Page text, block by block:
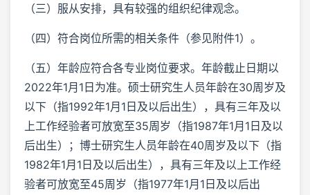
（三）服从安排，具有较强的组织纪律观念。
（四）符合岗位所需的相关条件（参见附件1）。
（五）年龄应符合各专业岗位要求。年龄截止日期以
2022年1月1日为准。硕士研究生人员年龄在30周岁及
以下（指1992年1月1日及以后出生），具有三年及以
上工作经验者可放宽至35周岁（指1987年1月1日及以
后出生）；博士研究生人员年龄在40周岁及以下（指
1982年1月1日及以后出生），具有三年及以上工作经
验者可放宽至45周岁（指1977年1月1日及以后出